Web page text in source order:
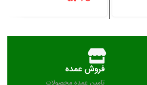
فروش عمده
تامین عمده محصولات